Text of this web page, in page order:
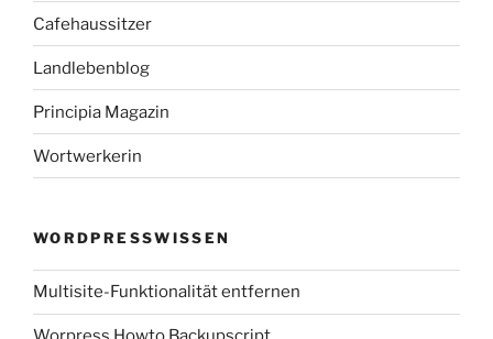
Cafehaussitzer
Landlebenblog
Principia Magazin
Wortwerkerin
WORDPRESSWISSEN
Multisite-Funktionalität entfernen